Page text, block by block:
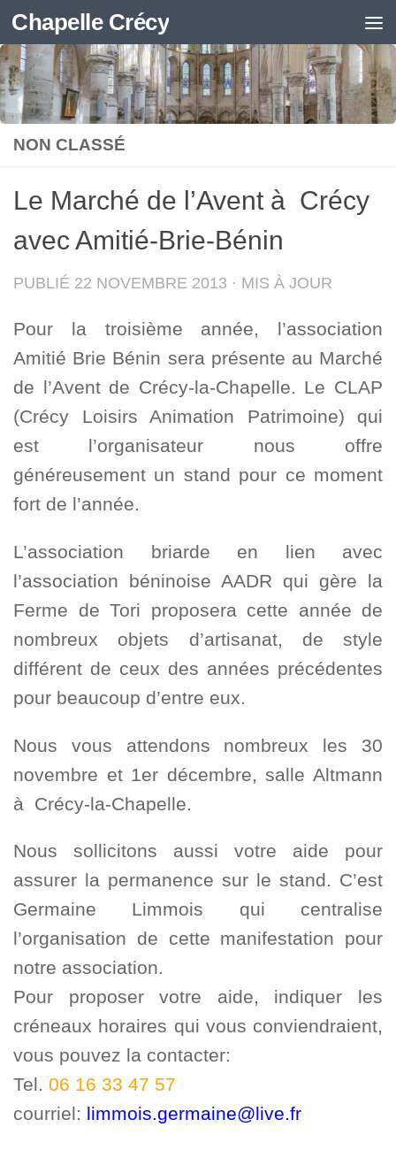
Skip to content
Chapelle Crécy
NON CLASSÉ
Le Marché de l’Avent à Crécy
avec Amitié-Brie-Bénin
PUBLIÉ 22 NOVEMBRE 2013 · MIS À JOUR
Pour la troisième année, l’association
Amitié Brie Bénin sera présente au Marché
de l’Avent de Crécy-la-Chapelle. Le CLAP
(Crécy Loisirs Animation Patrimoine) qui
est l’organisateur nous offre
généreusement un stand pour ce moment
fort de l’année.
L’association briarde en lien avec
l’association béninoise AADR qui gère la
Ferme de Tori proposera cette année de
nombreux objets d’artisanat, de style
différent de ceux des années précédentes
pour beaucoup d’entre eux.
Nous vous attendons nombreux les 30
novembre et 1er décembre, salle Altmann
à Crécy-la-Chapelle.
Nous sollicitons aussi votre aide pour
assurer la permanence sur le stand. C’est
Germaine Limmois qui centralise
l’organisation de cette manifestation pour
notre association.
Pour proposer votre aide, indiquer les
créneaux horaires qui vous conviendraient,
vous pouvez la contacter:
Tel. 06 16 33 47 57
courriel: limmois.germaine@live.fr